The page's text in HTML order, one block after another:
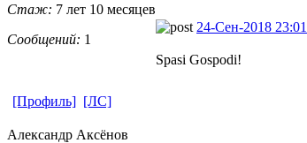
Стаж: 7 лет 10 месяцев
Сообщений: 1
24-Сен-2018 23:01
Spasi Gospodi!
[Профиль] [ЛС]
Александр Аксёнов